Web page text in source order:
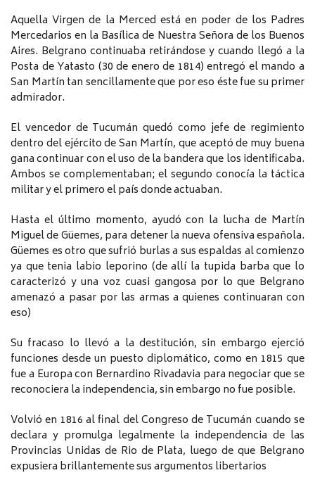
Aquella Virgen de la Merced está en poder de los Padres
Mercedarios en la Basílica de Nuestra Señora de los Buenos
Aires. Belgrano continuaba retirándose y cuando llegó a la
Posta de Yatasto (30 de enero de 1814) entregó el mando a
San Martín tan sencillamente que por eso éste fue su primer
admirador.
El vencedor de Tucumán quedó como jefe de regimiento
dentro del ejército de San Martín, que aceptó de muy buena
gana continuar con el uso de la bandera que los identificaba.
Ambos se complementaban; el segundo conocía la táctica
militar y el primero el país donde actuaban.
Hasta el último momento, ayudó con la lucha de Martín
Miguel de Güemes, para detener la nueva ofensiva española.
Güemes es otro que sufrió burlas a sus espaldas al comienzo
ya que tenia labio leporino (de allí la tupida barba que lo
caracterizó y una voz cuasi gangosa por lo que Belgrano
amenazó a pasar por las armas a quienes continuaran con
eso)
Su fracaso lo llevó a la destitución, sin embargo ejerció
funciones desde un puesto diplomático, como en 1815 que
fue a Europa con Bernardino Rivadavia para negociar que se
reconociera la independencia, sin embargo no fue posible.
Volvió en 1816 al final del Congreso de Tucumán cuando se
declara y promulga legalmente la independencia de las
Provincias Unidas de Rio de Plata, luego de que Belgrano
expusiera brillantemente sus argumentos libertarios